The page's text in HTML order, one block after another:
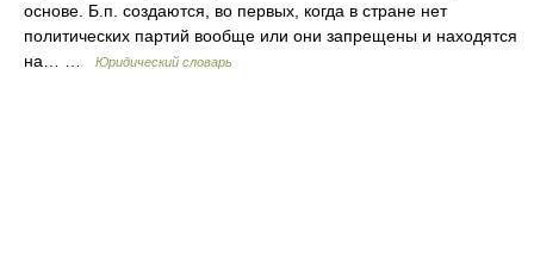
основе. Б.п. создаются, во первых, когда в стране нет
политических партий вообще или они запрещены и находятся
на… …
Юридический словарь